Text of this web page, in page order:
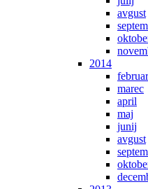
avgust
2014
februar
marec
april
maj
junij
avgust